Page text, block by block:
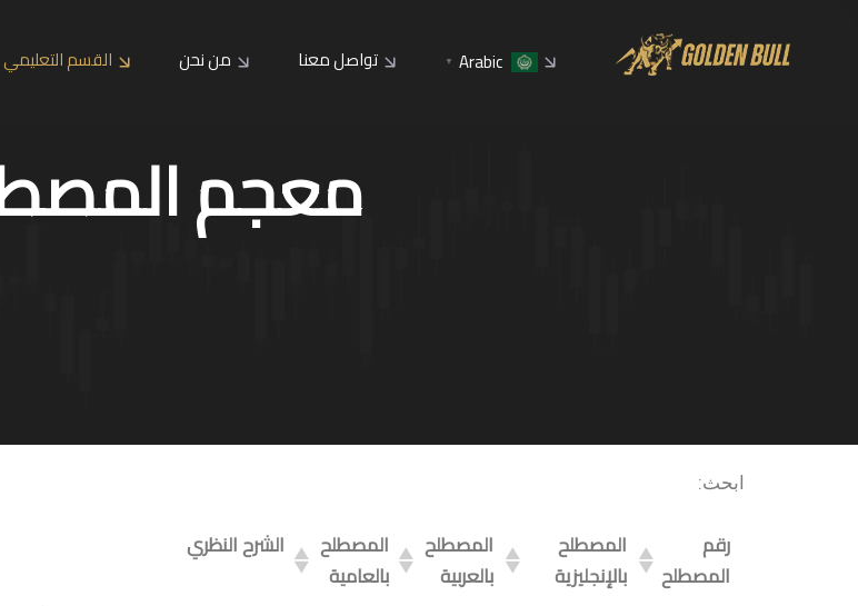
القسم التعليمي من نحن تواصل معنا Arabic
▼
معجم
ابحث:
رقم
المصطلح
المصطلح
بالإنجليزية
المصطلح
بالعربية
المصطلح
بالعامية
الشرح النظري